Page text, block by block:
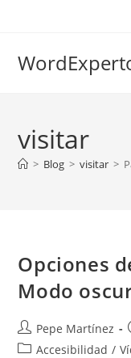
visitar
> Blog > visitar >
Opciones
Modo
Autor
de
Pepe Martínez
Categoría
Accesibilidad /